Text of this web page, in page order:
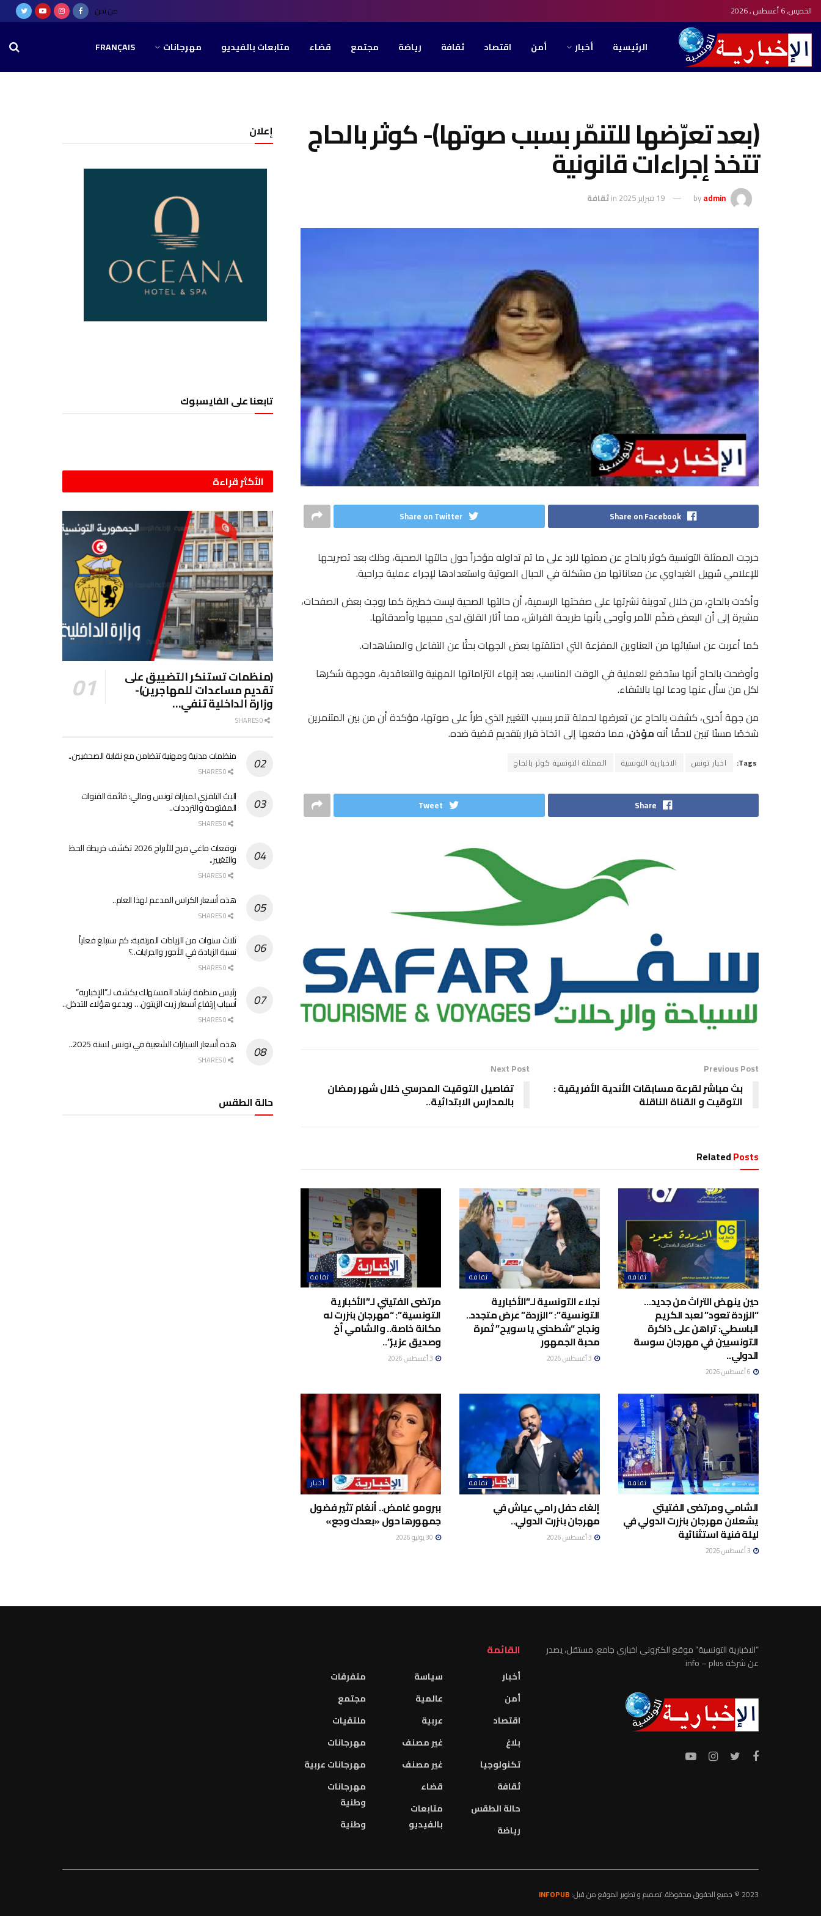
الخميس, 6 أغسطس , 2026 من نحن
الرئيسية أخبار أمن اقتصاد ثقافة رياضة مجتمع قضاء متابعات بالفيديو مهرجانات FRANÇAIS
(بعد تعرّضها للتنمّر بسبب صوتها)- كوثر بالحاج
تتخذ إجراءات قانونية
byadmin 19 فبراير 2025 inثقافة
Share on Facebook
Share on Twitter
خرجت الممثلة التونسية كوثر بالحاج عن صمتها للرد على ما تم تداوله مؤخراً حول حالتها الصحية، وذلك بعد تصريحها
للإعلامي سُهيل الغيداوي عن معاناتها من مشكلة في الحبال الصوتية واستعدادها لإجراء عملية جراحية.
وأكدت بالحاج، من خلال تدوينة نشرتها على صفحتها الرسمية، أن حالتها الصحية ليست خطيرة كما روجت بعض الصفحات،
مشيرة إلى أن البعض ضخّم الأمر وأوحى بأنها طريحة الفراش، مما أثار القلق لدى محبيها وأصدقائها.
كما أعربت عن استيائها من العناوين المفزعة التي اختلقتها بعض الجهات بحثًا عن التفاعل والمشاهدات.
وأوضحت بالحاج أنها ستخضع للعملية في الوقت المناسب، بعد إنهاء التزاماتها المهنية والتعاقدية، موجهة شكرها
لكل من سأل عنها ودعا لها بالشفاء.
من جهة أخرى، كشفت بالحاج عن تعرضها لحملة تنمر بسبب التغيير الذي طرأ على صوتها، مؤكدة أن من بين المتنمرين
شخصًا مسنًا تبين لاحقًا أنهمؤذن، مما دفعها إلى اتخاذ قرار بتقديم قضية ضده.
Tags: اخبار تونس الاخبارية التونسية الممثلة التونسية كوثر بالحاج
Share
Tweet
Previous Post
بث مباشر لقرعة مسابقات الأندية الأفريقية :
التوقيت و القناة الناقلة
Next Post
تفاصيل التوقيت المدرسي خلال شهر رمضان
بالمدارس الابتدائية..
RelatedPosts
ثقافة
حين ينهض التراث من جديد…
“الزردة تعود” لعبد الكريم
الباسطي: تراهن على ذاكرة
التونسيين في مهرجان سوسة
الدولي..
ثقافة
نجلاء التونسية لـ”الأخبارية
التونسية”: “الزردة” عرض متجدد..
ونجاح “شطحني يا سويح” ثمرة
محبة الجمهور
ثقافة
مرتضى الفتيتي لـ”الأخبارية
التونسية”: “مهرجان بنزرت له
مكانة خاصة.. والشامي أخ
وصديق عزيز”..
ثقافة
الشامي ومرتضى الفتيتي
يشعلان مهرجان بنزرت الدولي في
ليلة فنية استثنائية
ثقافة
إلغاء حفل رامي عياش في
مهرجان بنزرت الدولي..
أخبار
ببرومو غامض.. أنغام تثير فضول
جمهورها حول «بعدك وجع»
إعلان
تابعنا على الفايسبوك
الأكثر قراءة
(منظمات تستنكر التضييق على
تقديم مساعدات للمهاجرين)-
وزارة الداخلية تنفي…
منظمات مدنية ومهنية تتضامن مع نقابة الصحفيين..
البث التلفزي لمباراة تونس ومالي: قائمة القنوات
المفتوحة والترددات..
توقعات ماغي فرح للأبراج 2026 تكشف خريطة الحظ
والتغيير..
هذه أسعار الكراس المدعم لهذا العام..
ثلاث سنوات من الزيادات المرتقبة: كم ستبلغ فعلياً
نسبة الزيادة في الأجور والجرايات..؟
رئيس منظمة ارشاد المستهلك يكشف لـ”الإخبارية”
أسباب إرتفاع أسعار زيت الزيتون… ويدعو هؤلاء للتدخل..
هذه أسعار السيارات الشعبية في تونس لسنة 2025..
حالة الطقس
“الاخبارية التونسية” موقع الكتروني اخباري جامع، مستقل، يصدر
عن شركة info – plus
القائمة
أخبار
أمن
اقتصاد
بلاغ
تكنولوجيا
ثقافة
حالة الطقس
رياضة
سياسة
عالمية
عربية
غير مصنف
غير مصنف
قضاء
متابعات
بالفيديو
متفرقات
مجتمع
ملتقيات
مهرجانات
مهرجانات عربية
مهرجانات
وطنية
وطنية
2023 © جميع الحقوق محفوظة. تصميم و تطوير الموقع من قبل: INFOPUB